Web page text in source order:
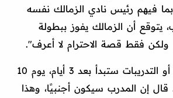
رئيس نادي الزمالك نفسه
يتوقع أن الزمالك يفوز ببطولة
ولكن فقط قصة الاحترام لا أعرف".
وأضاف: "المعسكر أو التدريبات ستبدأ بعد 3 أيام، يوم 10
قال إن المدرب سيكون أجنبيًا، وهذا